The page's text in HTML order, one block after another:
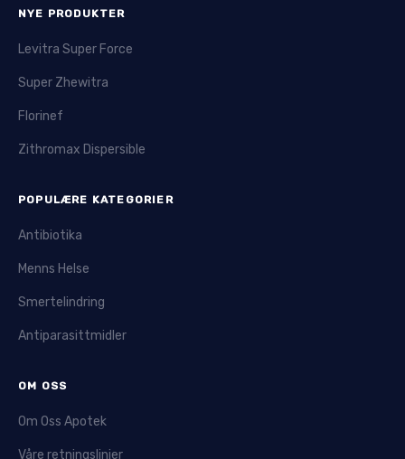
NYE PRODUKTER
Levitra Super Force
Super Zhewitra
Florinef
Zithromax Dispersible
POPULÆRE KATEGORIER
Antibiotika
Menns Helse
Smertelindring
Antiparasittmidler
OM OSS
Om Oss Apotek
Våre retningslinjer